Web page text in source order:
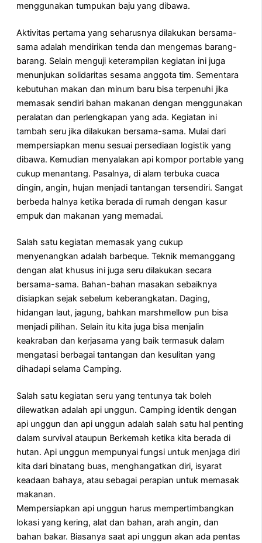
menggunakan tumpukan baju yang dibawa.
Aktivitas pertama yang seharusnya dilakukan bersama-
sama adalah mendirikan tenda dan mengemas barang-
barang. Selain menguji keterampilan kegiatan ini juga
menunjukan solidaritas sesama anggota tim. Sementara
kebutuhan makan dan minum baru bisa terpenuhi jika
memasak sendiri bahan makanan dengan menggunakan
peralatan dan perlengkapan yang ada. Kegiatan ini
tambah seru jika dilakukan bersama-sama. Mulai dari
mempersiapkan menu sesuai persediaan logistik yang
dibawa. Kemudian menyalakan api kompor portable yang
cukup menantang. Pasalnya, di alam terbuka cuaca
dingin, angin, hujan menjadi tantangan tersendiri. Sangat
berbeda halnya ketika berada di rumah dengan kasur
empuk dan makanan yang memadai.
Salah satu kegiatan memasak yang cukup
menyenangkan adalah barbeque. Teknik memanggang
dengan alat khusus ini juga seru dilakukan secara
bersama-sama. Bahan-bahan masakan sebaiknya
disiapkan sejak sebelum keberangkatan. Daging,
hidangan laut, jagung, bahkan marshmellow pun bisa
menjadi pilihan. Selain itu kita juga bisa menjalin
keakraban dan kerjasama yang baik termasuk dalam
mengatasi berbagai tantangan dan kesulitan yang
dihadapi selama Camping.
Salah satu kegiatan seru yang tentunya tak boleh
dilewatkan adalah api unggun. Camping identik dengan
api unggun dan api unggun adalah salah satu hal penting
dalam survival ataupun Berkemah ketika kita berada di
hutan. Api unggun mempunyai fungsi untuk menjaga diri
kita dari binatang buas, menghangatkan diri, isyarat
keadaan bahaya, atau sebagai perapian untuk memasak
makanan.
Mempersiapkan api unggun harus mempertimbangkan
lokasi yang kering, alat dan bahan, arah angin, dan
bahan bakar. Biasanya saat api unggun akan ada pentas